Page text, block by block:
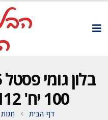
100 יח' MID BLUE 112
דף הבית חנות